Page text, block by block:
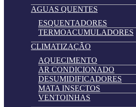
AGUAS QUENTES
ESQUENTADORES
TERMOACUMULADORES
CLIMATIZAÇÃO
AQUECIMENTO
AR CONDICIONADO
DESUMIDIFICADORES
MATA INSECTOS
VENTOINHAS